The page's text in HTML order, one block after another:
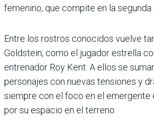
femenino, que compite en la segunda
Entre los rostros conocidos vuelve
Goldstein, como el jugador estrella
entrenador Roy Kent. A ellos se
personajes con nuevas tensiones y
siempre con el foco en el emergente
por su espacio en el terreno.